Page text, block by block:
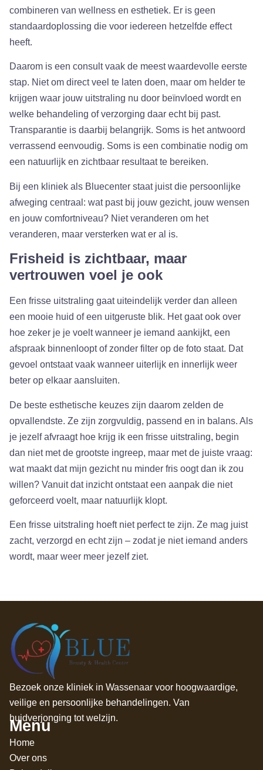
combineren van wellness en esthetiek. Er is geen
standaardoplossing die voor iedereen hetzelfde effect
heeft.
Daarom is een consult vaak de meest waardevolle eerste
stap. Niet om direct veel te laten doen, maar om helder te
krijgen waar jouw uitstraling nu door beïnvloed wordt en
welke behandeling of verzorging daar echt bij past.
Transparantie is daarbij belangrijk. Soms is het antwoord
verrassend eenvoudig. Soms is een combinatie nodig om
een natuurlijk en zichtbaar resultaat te bereiken.
Bij een kliniek als Bluecenter staat juist die persoonlijke
afweging centraal: wat past bij jouw gezicht, jouw wensen
en jouw comfortniveau? Niet veranderen om het
veranderen, maar versterken wat er al is.
Frisheid is zichtbaar, maar
vertrouwen voel je ook
Een frisse uitstraling gaat uiteindelijk verder dan alleen
een mooie huid of een uitgeruste blik. Het gaat ook over
hoe zeker je je voelt wanneer je iemand aankijkt, een
afspraak binnenloopt of zonder filter op de foto staat. Dat
gevoel ontstaat vaak wanneer uiterlijk en innerlijk weer
beter op elkaar aansluiten.
De beste esthetische keuzes zijn daarom zelden de
opvallendste. Ze zijn zorgvuldig, passend en in balans. Als
je jezelf afvraagt hoe krijg ik een frisse uitstraling, begin
dan niet met de grootste ingreep, maar met de juiste vraag:
wat maakt dat mijn gezicht nu minder fris oogt dan ik zou
willen? Vanuit dat inzicht ontstaat een aanpak die niet
geforceerd voelt, maar natuurlijk klopt.
Een frisse uitstraling hoeft niet perfect te zijn. Ze mag juist
zacht, verzorgd en echt zijn – zodat je niet iemand anders
wordt, maar weer meer jezelf ziet.
Bezoek onze kliniek in Wassenaar voor hoogwaardige,
veilige en persoonlijke behandelingen. Van
huidverjonging tot welzijn.
Menu
Home
Over ons